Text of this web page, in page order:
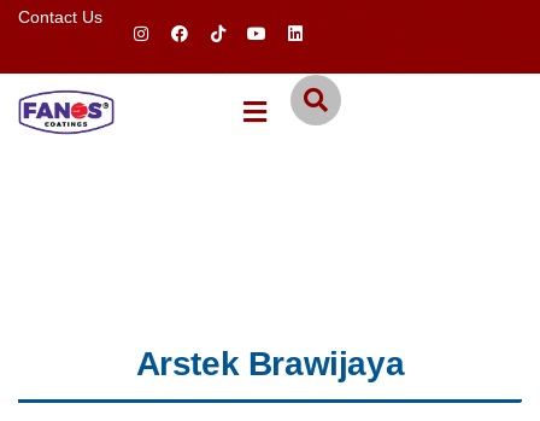
Contact Us
Arstek Brawijaya